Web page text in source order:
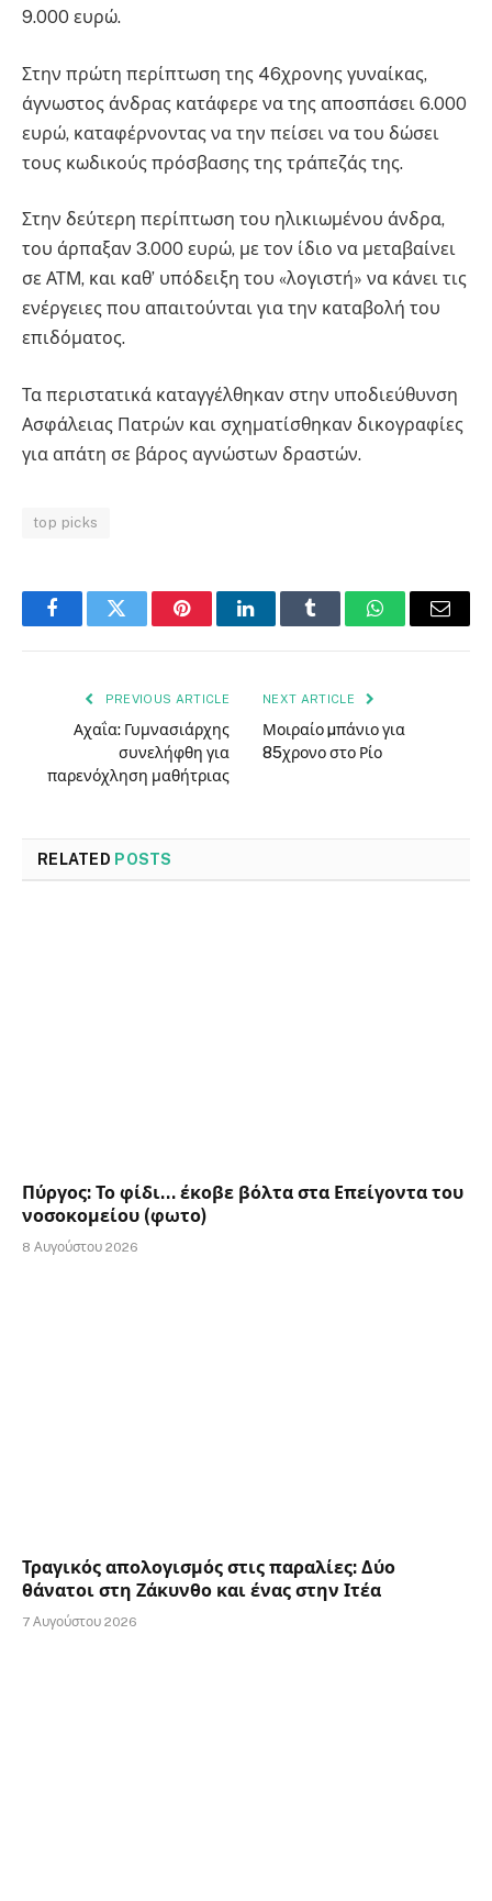
9.000 ευρώ.
Στην πρώτη περίπτωση της 46χρονης γυναίκας,
άγνωστος άνδρας κατάφερε να της αποσπάσει 6.000
ευρώ, καταφέρνοντας να την πείσει να του δώσει
τους κωδικούς πρόσβασης της τράπεζάς της.
Στην δεύτερη περίπτωση του ηλικιωμένου άνδρα,
του άρπαξαν 3.000 ευρώ, με τον ίδιο να μεταβαίνει
σε ΑΤΜ, και καθ’ υπόδειξη του «λογιστή» να κάνει τις
ενέργειες που απαιτούνται για την καταβολή του
επιδόματος.
Τα περιστατικά καταγγέλθηκαν στην υποδιεύθυνση
Ασφάλειας Πατρών και σχηματίσθηκαν δικογραφίες
για απάτη σε βάρος αγνώστων δραστών.
top picks
FacebookTwitter PinterestLinkedInTumblr WhatsAppEmail
PREVIOUS ARTICLE
Αχαΐα: Γυμνασιάρχης
συνελήφθη για
παρενόχληση μαθήτριας
NEXT ARTICLE
Μοιραίο µπάνιο για
85χρονο στο Ρίο
RELATED POSTS
Πύργος: Το φίδι… έκοβε βόλτα στα Επείγοντα του
νοσοκομείου (φωτο)
8 Αυγούστου 2026
Τραγικός απολογισμός στις παραλίες: Δύο
θάνατοι στη Ζάκυνθο και ένας στην Ιτέα
7 Αυγούστου 2026